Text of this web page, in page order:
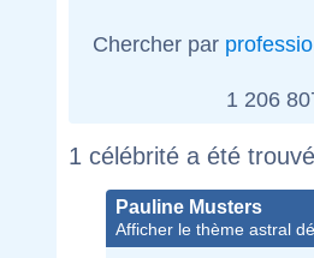
Chercher par
1 206
1 célébrité a été
Pauline Musters
Afficher le thème astral